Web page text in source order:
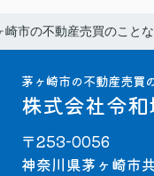
崎市の不動産売買のこと
茅ヶ崎市の不動産売買
株式会社令和
〒253-0056
神奈川県茅ヶ崎市